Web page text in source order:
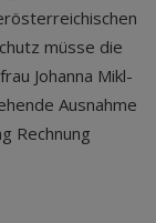
müsse die
Johanna Mikl-
Ausnahme
Rechnung